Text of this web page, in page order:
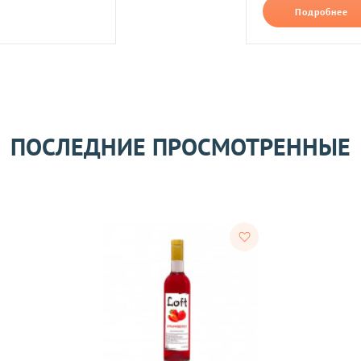
В формате jpg, png,
следующим образом:
качества согласно Закону «О защите прав потребителей»
получения товара покупателем.
Подробнее
ПОСЛЕДНИЕ ПРОСМОТРЕННЫЕ